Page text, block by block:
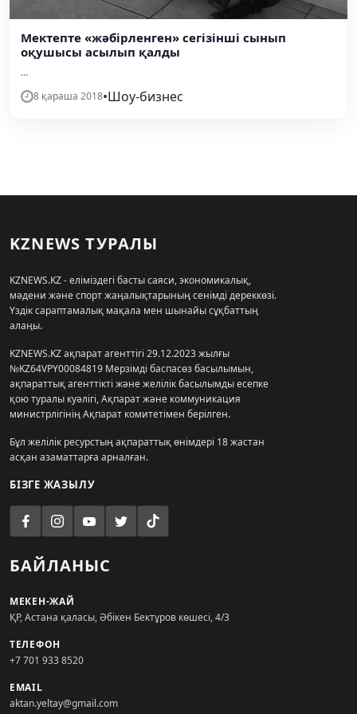
Мектепте «жәбірленген» сегізінші сынып
оқушысы асылып қалды
...
8 қараша 2018•Шоу-бизнес
KZNEWS ТУРАЛЫ
KZNEWS.KZ - еліміздегі басты саяси, экономикалық,
мәдени және спорт жаңалықтарының сенімді дереккөзі.
Үздік сараптамалық мақала мен шынайы сұқбаттың
алаңы.
KZNEWS.KZ ақпарат агенттігі 29.12.2023 жылғы
№KZ64VPY00084819 Мерзімді баспасөз басылымын,
ақпараттық агенттікті және желілік басылымды есепке
қою туралы куәлігі, Ақпарат және коммуникация
министрлігінің Ақпарат комитетімен берілген.
Бұл желілік ресурстың ақпараттық өнімдері 18 жастан
асқан азаматтарға арналған.
БІЗГЕ ЖАЗЫЛУ
БАЙЛАНЫС
МЕКЕН-ЖАЙ
ҚР, Астана қаласы, Әбікен Бектұров көшесі, 4/3
ТЕЛЕФОН
+7 701 933 8520
EMAIL
aktan.yeltay@gmail.com